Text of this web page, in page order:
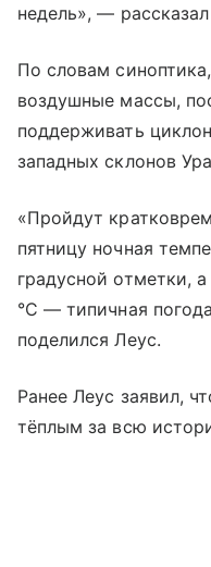
недель», —
По словам
воздушные массы,
поддерживать
западных склонов
«Пройдут
пятницу ночная
градусной отметки,
°C — типичная
поделился Леус.
Ранее Леус заявил,
тёплым за всю